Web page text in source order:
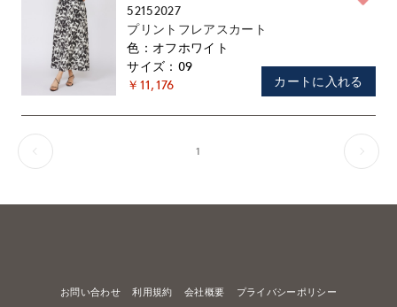
52152027
プリントフレアスカート
オフホワイト
09
￥11,176
カートに入れる
1
お問い合わせ 利用規約 会社概要 プライバシーポリシー